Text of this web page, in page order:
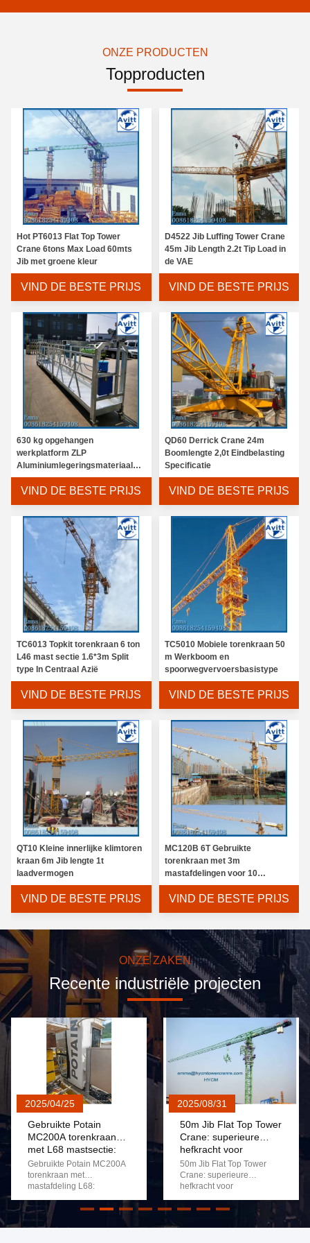
ONZE PRODUCTEN
Topproducten
Hot PT6013 Flat Top Tower
Crane 6tons Max Load 60mts
Jib met groene kleur
VIND DE BESTE PRIJS
D4522 Jib Luffing Tower Crane
45m Jib Length 2.2t Tip Load in
de VAE
VIND DE BESTE PRIJS
630 kg opgehangen
werkplatform ZLP
Aluminiumlegeringsmateriaal
voor decoratie
VIND DE BESTE PRIJS
QD60 Derrick Crane 24m
Boomlengte 2,0t Eindbelasting
Specificatie
VIND DE BESTE PRIJS
TC6013 Topkit torenkraan 6 ton
L46 mast sectie 1.6*3m Split
type In Centraal Azië
VIND DE BESTE PRIJS
TC5010 Mobiele torenkraan 50
m Werkboom en
spoorwegvervoersbasistype
VIND DE BESTE PRIJS
QT10 Kleine innerlijke klimtoren
kraan 6m Jib lengte 1t
laadvermogen
VIND DE BESTE PRIJS
MC120B 6T Gebruikte
torenkraan met 3m
mastafdelingen voor 10
verdiepingen Gebouwhoogte
VIND DE BESTE PRIJS
ONZE ZAKEN
Recente industriële projecten
2025/04/25
Gebruikte Potain
MC200A torenkraan
met L68 mastsectie:
Betrouwbare
apparatuur voor
kosteneffectieve
bouwprojecten
Gebruikte Potain MC200A
torenkraan met
mastafdeling L68:
voor kosteneffectieve
bouwprojecten De Potain
MC200A, een
2025/08/31
50m Jib Flat Top Tower
Crane: superieure
hefkracht voor
grootschalige
bouwprojecten in
Rusland
50m Jib Flat Top Tower
Crane: superieure
hefkracht voor
bouwprojecten in Rusland
De 50 meter lange Jib
Flat Top Tower Crane, met